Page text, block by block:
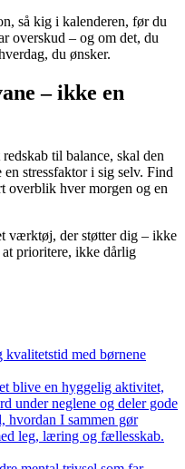
så kig i kalenderen, før du
overskud – og om det, du
du ønsker.
– ikke en
til balance, skal den
stressfaktor i sig selv. Find
overblik hver morgen og en
værktøj, der støtter dig – ikke
prioritere, ikke dårlig
kvalitetstid med børnene
blive en hyggelig aktivitet,
under neglene og deler gode
hvordan I sammen gør
leg, læring og fællesskab.